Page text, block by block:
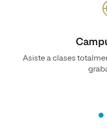
Asiste a clases